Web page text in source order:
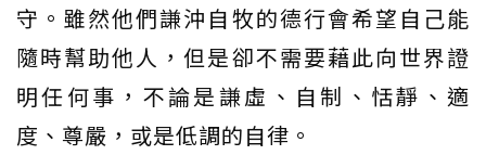
守。雖然他們謙沖自牧的德行會希望自己能
隨時幫助他人，但是卻不需要藉此向世界證
明任何事，不論是謙虛、自制、恬靜、適
度、尊嚴，或是低調的自律。